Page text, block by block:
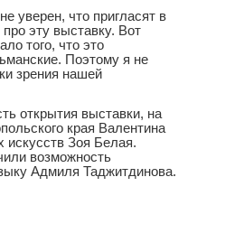
уверен, что пригласят в
эту выставку. Вот
того, что это
Поэтому я не
зрения нашей
открытия выставки, на
края Валентина
искусств Зоя Белая.
возможность
Адмиля Таджитдинова.